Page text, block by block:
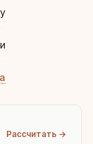
Рассчитать →